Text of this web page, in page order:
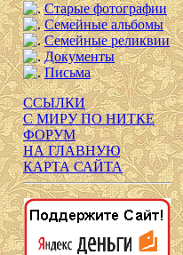
Старые фотографии
Семейные альбомы
Семейные реликвии
Документы
Письма
ССЫЛКИ
С МИРУ ПО НИТКЕ
ФОРУМ
НА ГЛАВНУЮ
КАРТА САЙТА